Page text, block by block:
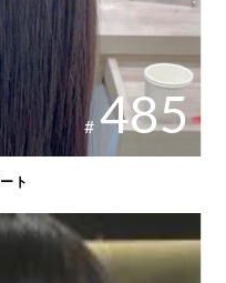
# 485
ト